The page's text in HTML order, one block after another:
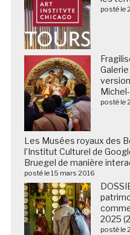
posté le
posté le
Les Musées royaux des
l’Institut Culturel de
Bruegel de manière
posté le 15 mars 2016
2025
posté le